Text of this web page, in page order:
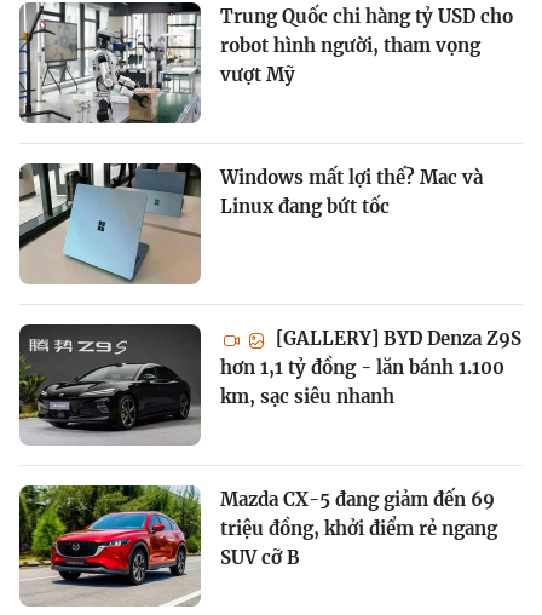
Trung Quốc chi hàng tỷ USD cho
robot hình người, tham vọng
vượt Mỹ
Windows mất lợi thế? Mac và
Linux đang bứt tốc
[GALLERY] BYD Denza Z9S
hơn 1,1 tỷ đồng - lăn bánh 1.100
km, sạc siêu nhanh
Mazda CX-5 đang giảm đến 69
triệu đồng, khởi điểm rẻ ngang
SUV cỡ B